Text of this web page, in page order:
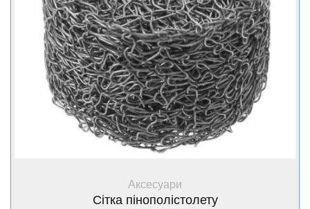
Аксесуари
Сітка пінополістолету